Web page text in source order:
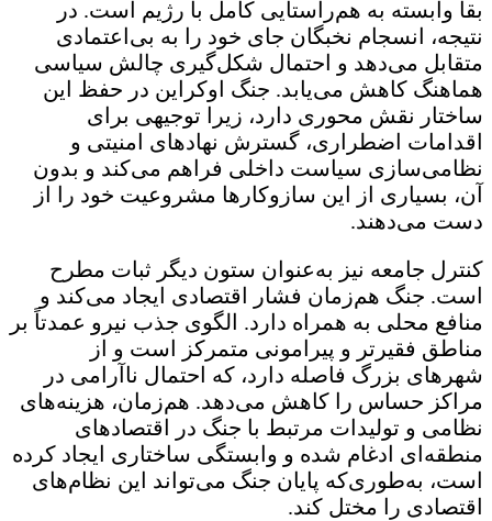
بقا وابسته به هم‌راستایی کامل با رژیم است. در
نتیجه، انسجام نخبگان جای خود را به بی‌اعتمادی
متقابل می‌دهد و احتمال شکل‌گیری چالش سیاسی
هماهنگ کاهش می‌یابد. جنگ اوکراین در حفظ این
ساختار نقش محوری دارد، زیرا توجیهی برای
اقدامات اضطراری، گسترش نهادهای امنیتی و
نظامی‌سازی سیاست داخلی فراهم می‌کند و بدون
آن، بسیاری از این سازوکارها مشروعیت خود را از
دست می‌دهند.
کنترل جامعه نیز به‌عنوان ستون دیگر ثبات مطرح
است. جنگ هم‌زمان فشار اقتصادی ایجاد می‌کند و
منافع محلی به همراه دارد. الگوی جذب نیرو عمدتاً بر
مناطق فقیرتر و پیرامونی متمرکز است و از
شهرهای بزرگ فاصله دارد، که احتمال ناآرامی در
مراکز حساس را کاهش می‌دهد. هم‌زمان، هزینه‌های
نظامی و تولیدات مرتبط با جنگ در اقتصادهای
منطقه‌ای ادغام شده و وابستگی ساختاری ایجاد کرده
است، به‌طوری‌که پایان جنگ می‌تواند این نظام‌های
اقتصادی را مختل کند.